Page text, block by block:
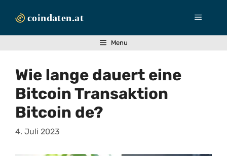
Inhalt
Menü
Menu
Wie lange dauert eine
Bitcoin Transaktion
Bitcoin de?
4. Juli 2023